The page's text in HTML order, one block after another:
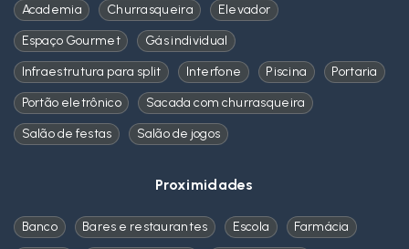
Academia Churrasqueira
Elevador
Espaço Gourmet
Gás individual
Infraestrutura para split
Interfone Piscina
Portaria
Portão eletrônico
Sacada com churrasqueira
Salão de festas
Salão de jogos
Proximidades
Banco Bares e restaurantes Escola
Farmácia